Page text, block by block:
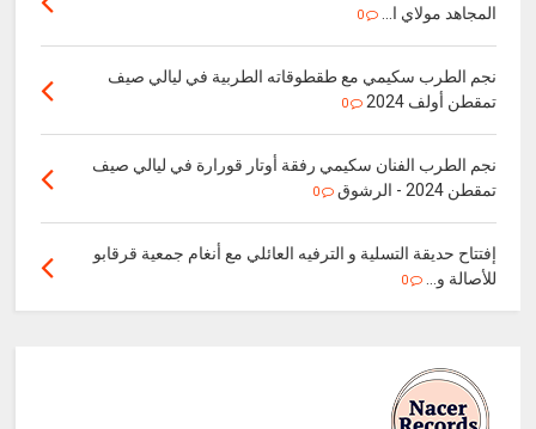
المجاهد مولاي ا...
0
نجم الطرب سكيمي مع طقطوقاته الطربية في ليالي صيف
تمقطن أولف 2024
0
نجم الطرب الفنان سكيمي رفقة أوتار قورارة في ليالي صيف
تمقطن 2024 - الرشوق
0
إفتتاح حديقة التسلية و الترفيه العائلي مع أنغام جمعية قرقابو
للأصالة و...
0